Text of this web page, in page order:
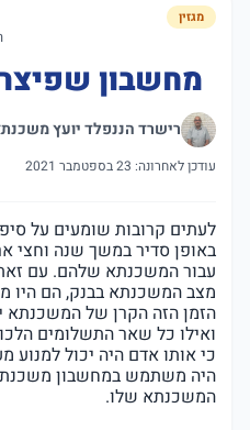
מגזין
מחשבון
רישרד הננפלד יועץ
עודכן לאחרונה: 23 בספטמבר 2021
לעתים קרובות שומעים על
באופן סדיר במשך שנה וחצי
עבור המשכנתא שלהם. עם
מצב המשכנתא בבנק, הם היו
הזמן הזה הקרן של
ואילו כל שאר התשלומים הלכו
כי אותו אדם היה יכול
היה משתמש במחשבון
המשכנתא שלו.